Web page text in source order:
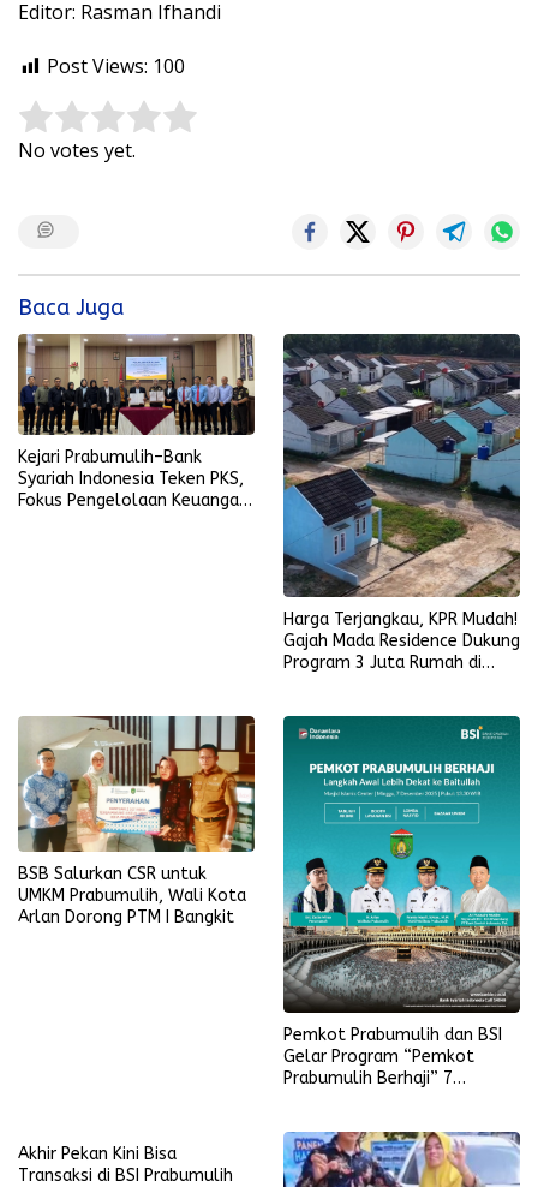
Editor: Rasman Ifhandi
Post Views: 100
Rate this item:
No votes yet.
Baca Juga
Kejari Prabumulih–Bank
Syariah Indonesia Teken PKS,
Fokus Pengelolaan Keuangan
Harga Terjangkau, KPR Mudah!
Gajah Mada Residence Dukung
Program 3 Juta Rumah di
BSB Salurkan CSR untuk
UMKM Prabumulih, Wali Kota
Arlan Dorong PTM I Bangkit
Pemkot Prabumulih dan BSI
Gelar Program “Pemkot
Prabumulih Berhaji” 7
Akhir Pekan Kini Bisa
Transaksi di BSI Prabumulih